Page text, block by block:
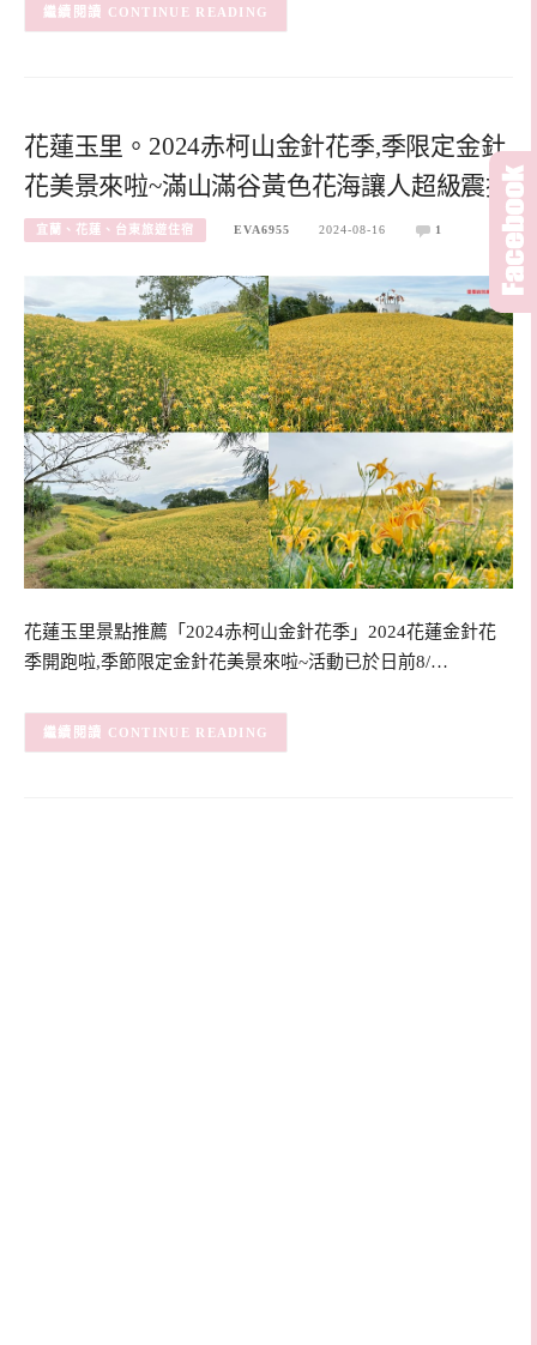
CONTINUE READING
花蓮玉里。2024赤柯山金針花季,季限定金針
花美景來啦~滿山滿谷黃色花海讓人超級震撼
宜蘭、花蓮、台東旅遊住宿 EVA6955 2024-08-16 1
花蓮玉里景點推薦「2024赤柯山金針花季」2024花蓮金針花
季開跑啦,季節限定金針花美景來啦~活動已於日前8/…
CONTINUE READING